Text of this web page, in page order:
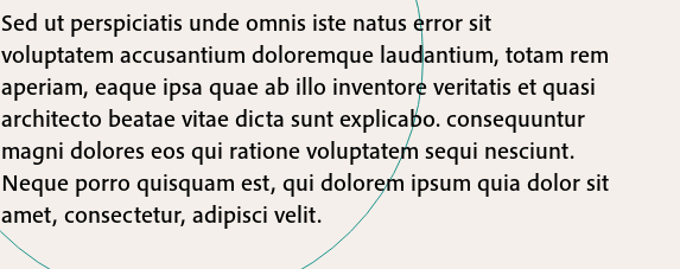
Sed ut perspiciatis unde omnis iste natus error sit
voluptatem accusantium doloremque laudantium, totam rem
aperiam, eaque ipsa quae ab illo inventore veritatis et quasi
architecto beatae vitae dicta sunt explicabo. consequuntur
magni dolores eos qui ratione voluptatem sequi nesciunt.
Neque porro quisquam est, qui dolorem ipsum quia dolor sit
amet, consectetur, adipisci velit.